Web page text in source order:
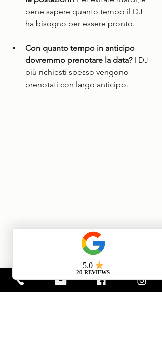
bene sapere quanto tempo il DJ
ha bisogno per essere pronto.
Con quanto tempo in anticipo
dovremmo prenotare la data? I DJ
più richiesti spesso vengono
prenotati con largo anticipo.